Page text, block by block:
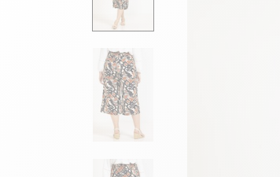
PANTALONS
ROBES